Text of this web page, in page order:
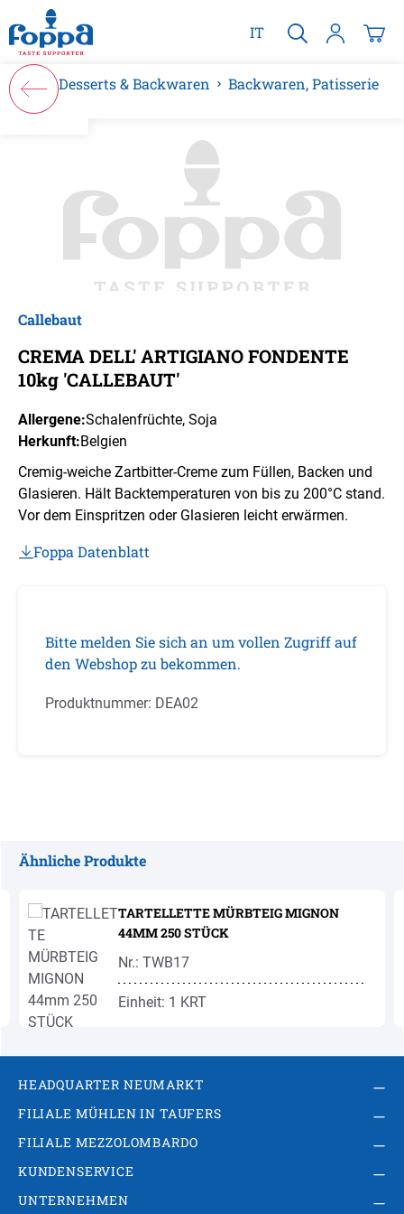
springen
IT
Desserts & Backwaren Backwaren, Patisserie
Callebaut
CREMA DELL' ARTIGIANO FONDENTE
10kg 'CALLEBAUT'
Allergene:Schalenfrüchte, Soja
Herkunft:Belgien
Cremig-weiche Zartbitter-Creme zum Füllen, Backen und
Glasieren. Hält Backtemperaturen von bis zu 200°C stand.
Vor dem Einspritzen oder Glasieren leicht erwärmen.
Foppa Datenblatt
Bitte melden Sie sich an um vollen Zugriff auf
den Webshop zu bekommen.
Produktnummer: DEA02
Ähnliche Produkte
TARTELLETTE MÜRBTEIG MIGNON
44MM 250 STÜCK
Nr.: TWB17
Einheit: 1 KRT
HEADQUARTER NEUMARKT
FILIALE MÜHLEN IN TAUFERS
FILIALE MEZZOLOMBARDO
KUNDENSERVICE
UNTERNEHMEN